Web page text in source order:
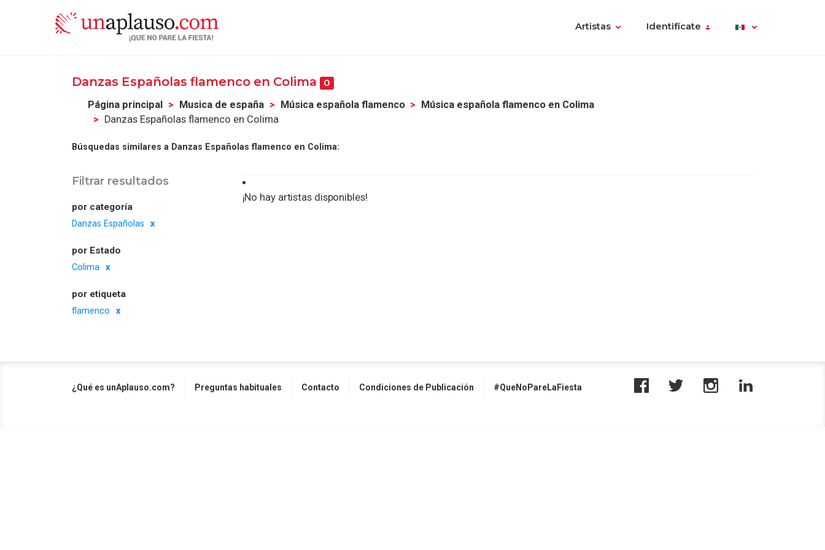
Artistas Identifícate
Danzas Españolas flamenco en Colima 0
Página principal Musica de españa Música española flamenco
Música española flamenco en Colima
Danzas Españolas flamenco en Colima
Búsquedas similares a Danzas Españolas flamenco en Colima:
Filtrar resultados
por categoría
Danzas Españolas
por Estado
Colima
por etiqueta
flamenco
¡No hay artistas disponibles!
¿Qué es unAplauso.com? Preguntas habituales Contacto Condiciones de Publicación #QueNoPareLaFiesta